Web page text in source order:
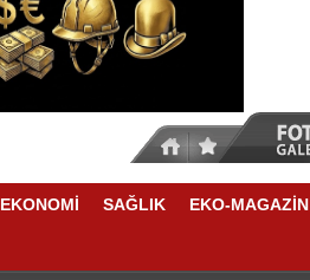
EKONOMİ SAĞLIK EKO-MAGAZİN